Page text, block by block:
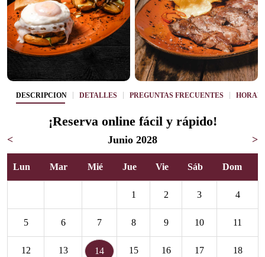
DESCRIPCIÓN DETALLES PREGUNTAS FRECUENTES
¡Reserva online fácil y rápido!
< Junio 2028 >
Lun Mar Mié Jue Vie Sáb Dom
1 2 3 4
5 6 7 8 9 10 11
12 13 14 15 16 17 18